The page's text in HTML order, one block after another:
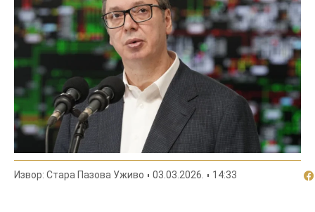
Извор: Стара Пазова Уживо 03.03.2026. 14:33